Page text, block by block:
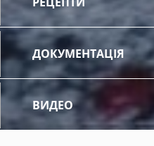
ДОКУМЕНТАЦІЯ
ВИДЕО